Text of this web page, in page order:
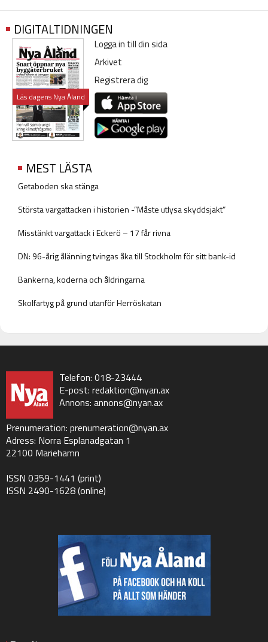
DIGITALTIDNINGEN
Läs dagens Nya Åland
Logga in till din sida
Arkivet
Registrera dig
MEST LÄSTA
Getaboden ska stänga
Största vargattacken i historien -”Måste utlysa skyddsjakt”
Misstänkt vargattack i Eckerö – 17 får rivna
DN: 96-årig ålänning tvingas åka till Stockholm för sitt bank-id
Bankerna, koderna och åldringarna
Skolfartyg på grund utanför Herröskatan
Telefon: 018-23444
E-post: redaktion@nyan.ax
Annons: annons@nyan.ax
Prenumeration: prenumeration@nyan.ax
Adress: Norra Esplanadgatan 1
22100 Mariehamn
ISSN 0359-1441 (print)
ISSN 2490-1628 (online)